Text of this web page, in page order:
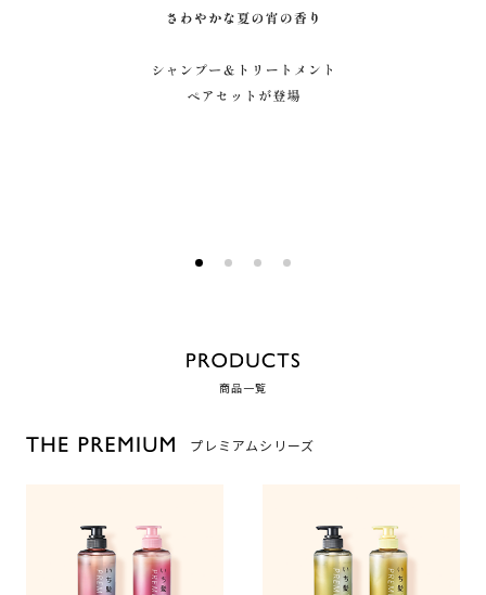
商品一覧
プレミアムシリーズ